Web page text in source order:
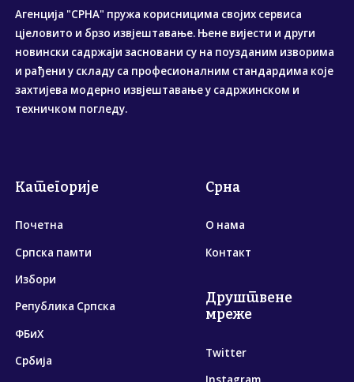
Агенција "СРНА" пружа корисницима својих сервиса
цјеловито и брзо извјештавање. Њене вијести и други
новински садржаји засновани су на поузданим изворима
и рађени у складу са професионалним стандардима које
захтијева модерно извјештавање у садржинском и
техничком погледу.
Категорије
Почетна
Српска памти
Избори
Република Српска
ФБиХ
Србија
Срна
О нама
Контакт
Друштвене
мреже
Twitter